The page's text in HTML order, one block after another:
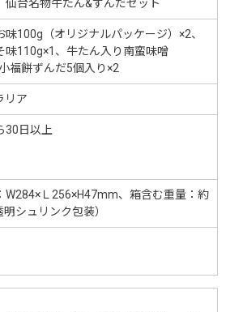
仙台名物牛たん&ずんだセット
味100g（オリジナルパッケージ）×2、
味110g×1、牛たん入り南蛮味噌
福餅ずんだ5個入り×2
リア
30日以上
W284×Ｌ256×H47mm、箱含む重量：約
シュリンク包装）